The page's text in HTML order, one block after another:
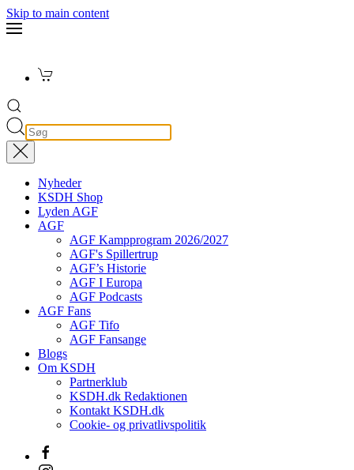
Skip to main content
Nyheder
KSDH Shop
Lyden AGF
AGF
AGF Kampprogram 2026/2027
AGF's Spillertrup
AGF’s Historie
AGF I Europa
AGF Podcasts
AGF Fans
AGF Tifo
AGF Fansange
Blogs
Om KSDH
Partnerklub
KSDH.dk Redaktionen
Kontakt KSDH.dk
Cookie- og privatlivspolitik